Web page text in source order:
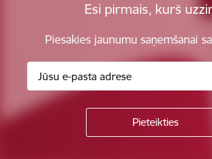
Esi pirmais, kurš
Piesakies jaunumu saņemšanai